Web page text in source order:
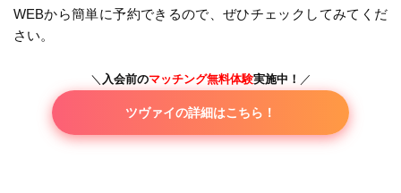
WEBから簡単に予約できるので、ぜひチェックしてみてくだ
さい。
＼ 入会前のマッチング無料体験実施中！ ／
ツヴァイの詳細はこちら！